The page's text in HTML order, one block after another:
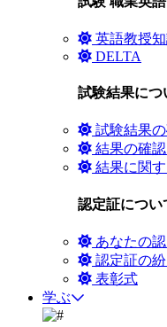
英語教授
DELTA
試験結果につ
試験結果
結果の確
結果に関
認定証につい
あなたの
認定証の
表彰式
学ぶ